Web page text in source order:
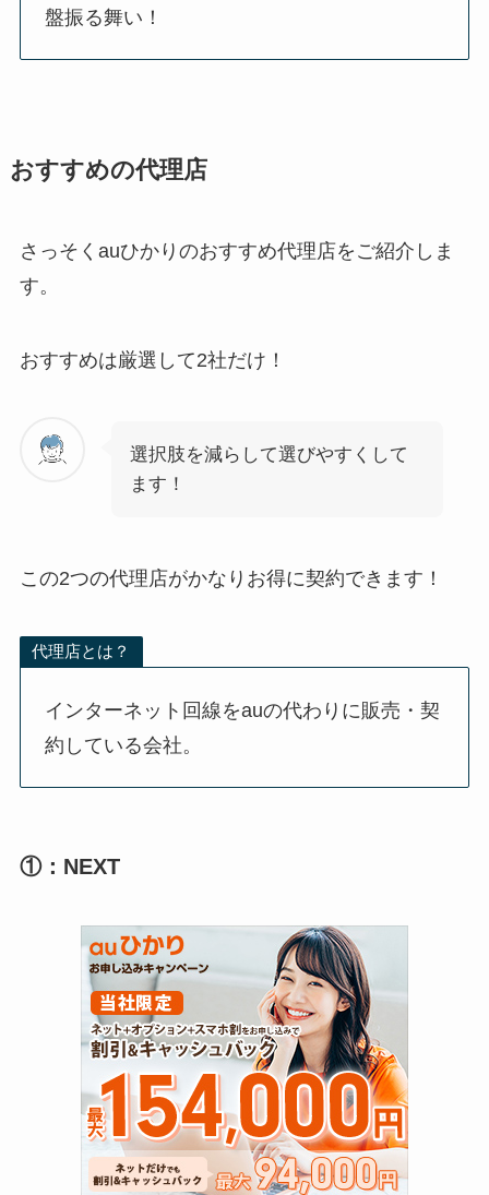
盤振る舞い！
おすすめの代理店
さっそくauひかりのおすすめ代理店をご紹介しま
す。
おすすめは厳選して2社だけ！
選択肢を減らして選びやすくして
ます！
この2つの代理店がかなりお得に契約できます！
代理店とは？
インターネット回線をauの代わりに販売・契
約している会社。
①：NEXT